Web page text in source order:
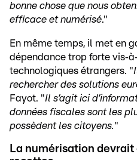
bonne chose que nous
efficace et numérisé."
En même temps, il met en
dépendance trop forte
technologiques étrangers. "
rechercher des solutions
Fayot. "Il s’agit ici
données fiscales sont les
possèdent les citoyens."
La numérisation